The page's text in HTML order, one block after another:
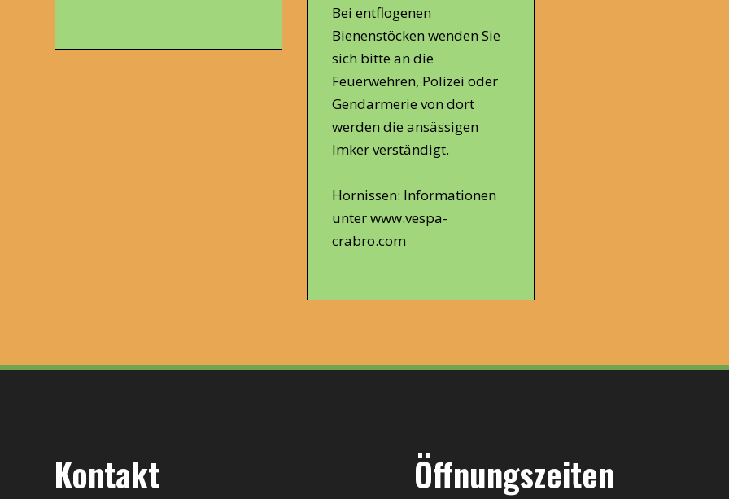
Bei entflogenen
Bienenstöcken wenden Sie
sich bitte an die
Feuerwehren, Polizei oder
Gendarmerie von dort
werden die ansässigen
Imker verständigt.
Hornissen: Informationen
unterwww.vespa-
crabro.com
Kontakt Öffnungszeiten